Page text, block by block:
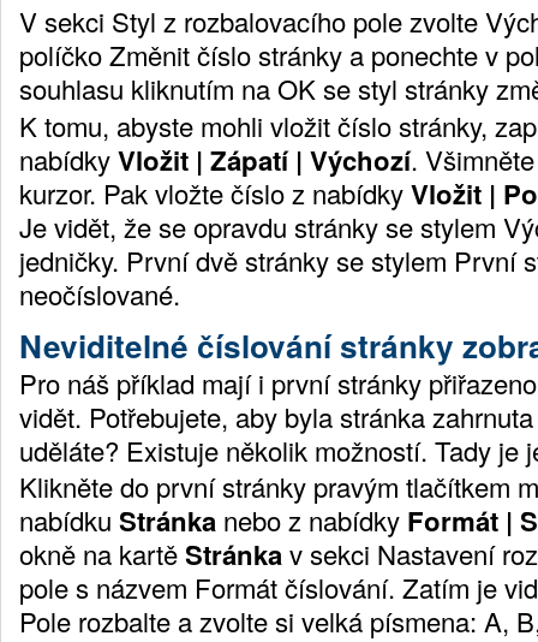
V sekci Styl z rozbalovacího pole zvolte
políčkoZměnit číslo stránky a ponechte v
souhlasu kliknutím naOKse styl stránky
K tomu, abyste mohli vložit číslo stránky,
nabídkyVložit | Zápatí | Výchozí.
kurzor. Pak vložte číslo z nabídkyVložit |
Je vidět, že se opravdu stránky se stylem
jedničky. První dvě stránky se stylem První
neočíslované.
Neviditelné číslování stránky
Pro náš příklad mají i první stránky
vidět. Potřebujete, aby byla stránka
uděláte? Existuje několik možností. Tady je
Klikněte do první stránky pravým tlačítkem
nabídku Stránka nebo z nabídky Formát |
okně na kartěStránkav sekci Nastavení
pole s názvem Formát číslování. Zatím je
Pole rozbalte a zvolte si velká písmena: A,